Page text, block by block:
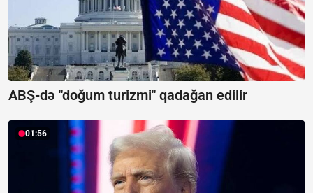
ABŞ-də "doğum turizmi" qadağan edilir
01:56